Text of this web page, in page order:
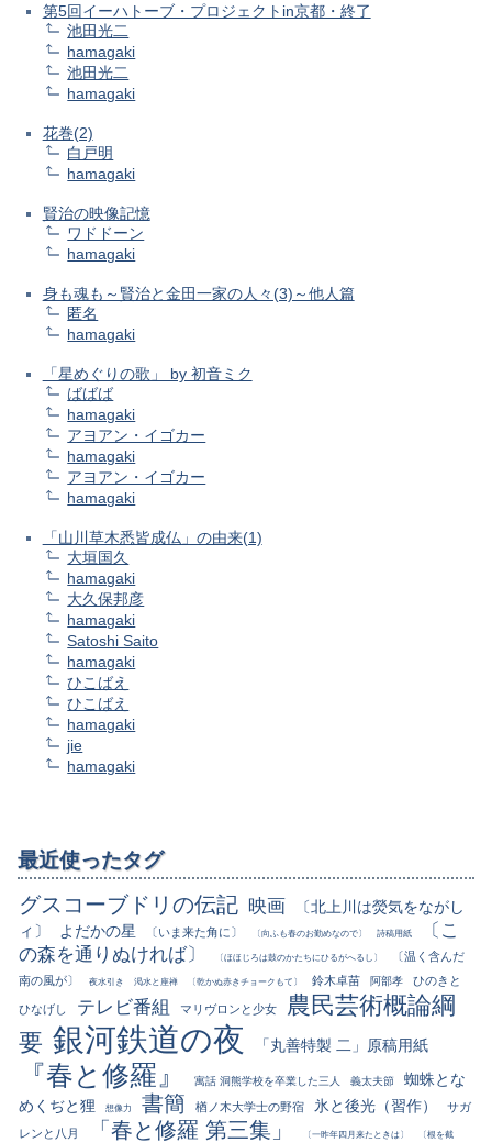
第5回イーハトーブ・プロジェクトin京都・終了
池田光二
hamagaki
池田光二
hamagaki
花巻(2)
白戸明
hamagaki
賢治の映像記憶
ワドドーン
hamagaki
身も魂も～賢治と金田一家の人々(3)～他人篇
匿名
hamagaki
「星めぐりの歌」 by 初音ミク
ばばば
hamagaki
アヨアン・イゴカー
hamagaki
アヨアン・イゴカー
hamagaki
「山川草木悉皆成仏」の由来(1)
大垣国久
hamagaki
大久保邦彦
hamagaki
Satoshi Saito
hamagaki
ひこばえ
ひこばえ
hamagaki
jie
hamagaki
最近使ったタグ
グスコーブドリの伝記 映画
〔北上川は熒気をながし
ィ〕
よだかの星 〔いま来た角に〕 〔向ふも春のお勤めなので〕 詩稿用紙
〔こ
の森を通りぬければ〕
〔ほほじろは鼓のかたちにひるがへるし〕
〔温く含んだ
南の風が〕
夜水引き 渇水と座禅 〔乾かぬ赤きチョークもて〕 鈴木卓苗 阿部孝 ひのきと
ひなげし テレビ番組 マリヴロンと少女
農民芸術概論綱
要 銀河鉄道の夜 「丸善特製 二」原稿用紙
『春と修羅』 寓話 洞熊学校を卒業した三人 義太夫節
蜘蛛とな
めくぢと狸
想像力 書簡 楢ノ木大学士の野宿 氷と後光（習作）
サガ
レンと八月
「春と修羅 第三集」 〔一昨年四月来たときは〕 〔根を截